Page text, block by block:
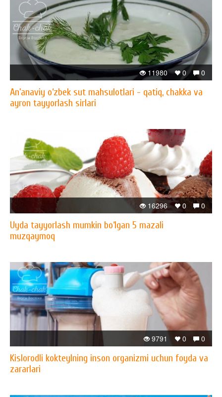
0
0
11980
An’anaviy o‘zbek sut mahsulotlari - qatiq, chakka va
ayron tayyorlash sirlari
0
0
16296
Uyda tayyorlash mumkin bo‘lgan 5 mazali
muzqaymoq
0
0
9791
Kislorodli kokteylning inson organizmi uchun foyda va
zararlari